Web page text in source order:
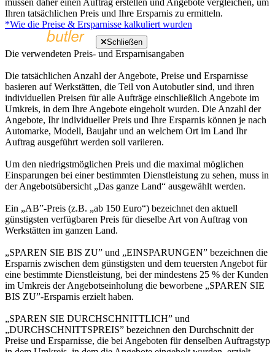
Ihren tatsächlichen Preis und Ihre Ersparnis zu ermitteln.
*Wie die Preise & Ersparnisse kalkuliert wurden
Schließen
Die verwendeten Preis- und Ersparnisangaben
Die tatsächlichen Anzahl der Angebote, Preise und Ersparnisse
basieren auf Werkstätten, die Teil von Autobutler sind, und ihren
individuellen Preisen für alle Aufträge einschließlich Angebote im
Umkreis, in dem Ihre Angebote eingeholt wurden. Die Anzahl der
Angebote, Ihr individueller Preis und Ihre Ersparnis können je nach
Automarke, Modell, Baujahr und an welchem Ort im Land Ihr
Auftrag ausgeführt werden soll variieren.
Um den niedrigstmöglichen Preis und die maximal möglichen
Einsparungen bei einer bestimmten Dienstleistung zu sehen, muss in
der Angebotsübersicht „Das ganze Land“ ausgewählt werden.
Ein „AB”-Preis (z.B. „ab 150 Euro“) bezeichnet den aktuell
günstigsten verfügbaren Preis für dieselbe Art von Auftrag von
Werkstätten im ganzen Land.
„SPAREN SIE BIS ZU” und „EINSPARUNGEN” bezeichnen die
Ersparnis zwischen dem günstigsten und dem teuersten Angebot für
eine bestimmte Dienstleistung, bei der mindestens 25 % der Kunden
im Umkreis der Angebotseinholung die beworbene „SPAREN SIE
BIS ZU”-Ersparnis erzielt haben.
„SPAREN SIE DURCHSCHNITTLICH” und
„DURCHSCHNITTSPREIS” bezeichnen den Durchschnitt der
Preise und Ersparnisse, die bei Angeboten für denselben Auftragstyp